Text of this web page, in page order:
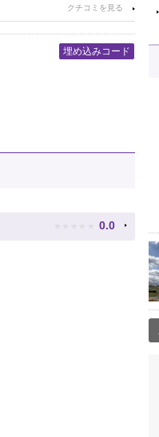
埋め込みコード
★ ★ ★ ★ ★ 0.0